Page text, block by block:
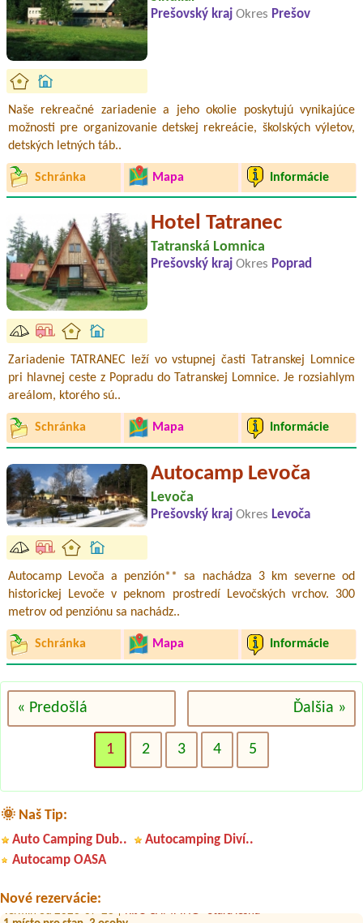
Prešovský kraj Okres Prešov
Naše rekreačné zariadenie a jeho okolie poskytujú vynikajúce
možnosti pre organizovanie detskej rekreácie, školských výletov,
detských letných táb..
Schránka Mapa Informácie
Hotel Tatranec
Tatranská Lomnica
Prešovský kraj Okres Poprad
Zariadenie TATRANEC leží vo vstupnej časti Tatranskej Lomnice
pri hlavnej ceste z Popradu do Tatranskej Lomnice. Je rozsiahlym
areálom, ktorého sú..
Schránka Mapa Informácie
Autocamp Levoča
Levoča
Prešovský kraj Okres Levoča
Autocamp Levoča a penzión** sa nachádza 3 km severne od
historickej Levoče v peknom prostredí Levočských vrchov. 300
metrov od penziónu sa nachádz..
Schránka Mapa Informácie
« Predošlá Ďalšia »
1 2 3 4 5
🌞 Naš Tip:
Auto Camping Dub..
Autocamping Diví..
Autocamp OASA
Nové rezervácie:
1 dospela mama a 1 dieta
Termín od 2026-07-30 |
1 místo pro stan, 3 osoby